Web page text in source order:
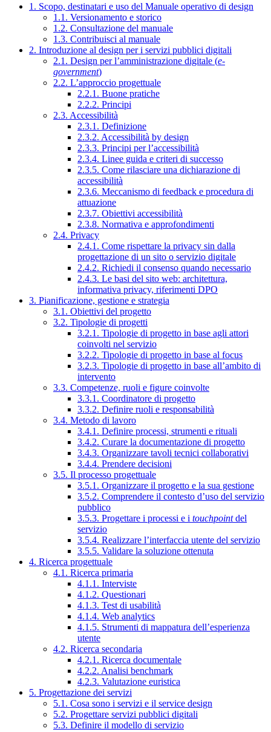
1. Scopo, destinatari e uso del Manuale operativo di design
1.1. Versionamento e storico
1.2. Consultazione del manuale
1.3. Contribuisci al manuale
2. Introduzione al design per i servizi pubblici digitali
2.1. Design per l’amministrazione digitale (e-
government)
2.2. L’approccio progettuale
2.2.1. Buone pratiche
2.2.2. Principi
2.3. Accessibilità
2.3.1. Definizione
2.3.2. Accessibilità by design
2.3.3. Principi per l’accessibilità
2.3.4. Linee guida e criteri di successo
2.3.5. Come rilasciare una dichiarazione di
accessibilità
2.3.6. Meccanismo di feedback e procedura di
attuazione
2.3.7. Obiettivi accessibilità
2.3.8. Normativa e approfondimenti
2.4. Privacy
2.4.1. Come rispettare la privacy sin dalla
progettazione di un sito o servizio digitale
2.4.2. Richiedi il consenso quando necessario
2.4.3. Le basi del sito web: architettura,
informativa privacy, riferimenti DPO
3. Pianificazione, gestione e strategia
3.1. Obiettivi del progetto
3.2. Tipologie di progetti
3.2.1. Tipologie di progetto in base agli attori
coinvolti nel servizio
3.2.2. Tipologie di progetto in base al focus
3.2.3. Tipologie di progetto in base all’ambito di
intervento
3.3. Competenze, ruoli e figure coinvolte
3.3.1. Coordinatore di progetto
3.3.2. Definire ruoli e responsabilità
3.4. Metodo di lavoro
3.4.1. Definire processi, strumenti e rituali
3.4.2. Curare la documentazione di progetto
3.4.3. Organizzare tavoli tecnici collaborativi
3.4.4. Prendere decisioni
3.5. Il processo progettuale
3.5.1. Organizzare il progetto e la sua gestione
3.5.2. Comprendere il contesto d’uso del servizio
pubblico
3.5.3. Progettare i processi e i touchpointdel
servizio
3.5.4. Realizzare l’interfaccia utente del servizio
3.5.5. Validare la soluzione ottenuta
4. Ricerca progettuale
4.1. Ricerca primaria
4.1.1. Interviste
4.1.2. Questionari
4.1.3. Test di usabilità
4.1.4. Web analytics
4.1.5. Strumenti di mappatura dell’esperienza
utente
4.2. Ricerca secondaria
4.2.1. Ricerca documentale
4.2.2. Analisi benchmark
4.2.3. Valutazione euristica
5. Progettazione dei servizi
5.1. Cosa sono i servizi e il service design
5.2. Progettare servizi pubblici digitali
5.3. Definire il modello di servizio